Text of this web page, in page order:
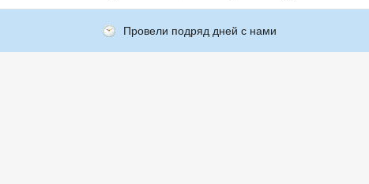
Провели подряд дней с нами